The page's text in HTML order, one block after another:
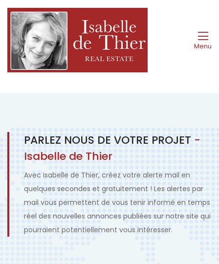
Menu
PARLEZ NOUS DE VOTRE PROJET -
Isabelle de Thier
Avec Isabelle de Thier, créez votre alerte mail en
quelques secondes et gratuitement ! Les alertes par
mail vous permettent de vous tenir informé en temps
réel des nouvelles annonces publiées sur notre site qui
pourraient potentiellement vous intéresser.